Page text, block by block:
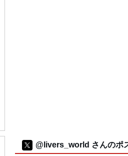
@livers_world さんのポ